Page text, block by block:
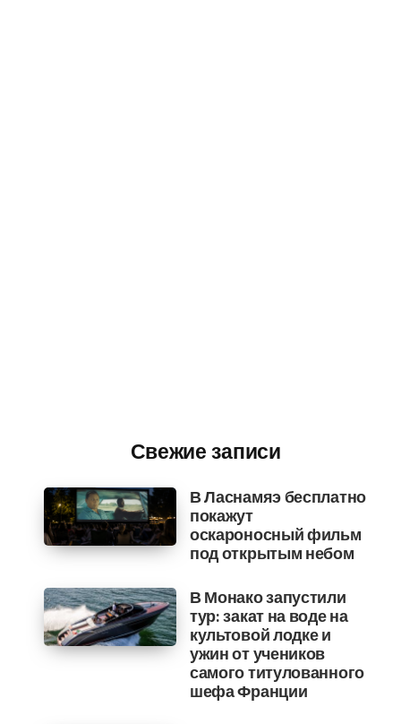
Свежие записи
В Ласнамяэ бесплатно
покажут
оскароносный фильм
под открытым небом
В Монако запустили
тур: закат на воде на
культовой лодке и
ужин от учеников
самого титулованного
шефа Франции